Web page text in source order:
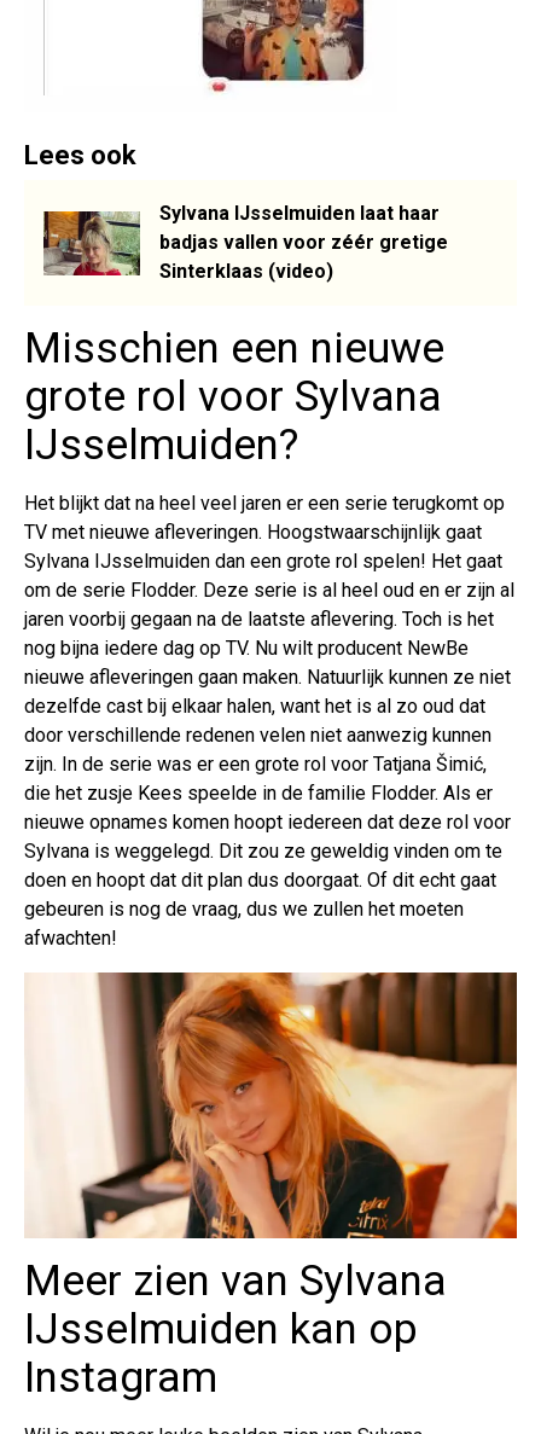
Lees ook
Sylvana IJsselmuiden laat haar
badjas vallen voor zéér gretige
Sinterklaas (video)
Misschien een nieuwe
grote rol voor Sylvana
IJsselmuiden?
Het blijkt dat na heel veel jaren er een serie terugkomt op
TV met nieuwe afleveringen. Hoogstwaarschijnlijk gaat
Sylvana IJsselmuiden dan een grote rol spelen! Het gaat
om de serie Flodder. Deze serie is al heel oud en er zijn al
jaren voorbij gegaan na de laatste aflevering. Toch is het
nog bijna iedere dag op TV. Nu wilt producent NewBe
nieuwe afleveringen gaan maken. Natuurlijk kunnen ze niet
dezelfde cast bij elkaar halen, want het is al zo oud dat
door verschillende redenen velen niet aanwezig kunnen
zijn. In de serie was er een grote rol voor Tatjana Šimić,
die het zusje Kees speelde in de familie Flodder. Als er
nieuwe opnames komen hoopt iedereen dat deze rol voor
Sylvana is weggelegd. Dit zou ze geweldig vinden om te
doen en hoopt dat dit plan dus doorgaat. Of dit echt gaat
gebeuren is nog de vraag, dus we zullen het moeten
afwachten!
Meer zien van Sylvana
IJsselmuiden kan op
Instagram